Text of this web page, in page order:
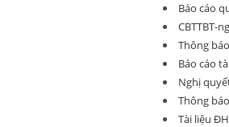
Báo cáo
CBTTBT-
Thông
Báo cáo
Nghị
Thông
Tài liệu